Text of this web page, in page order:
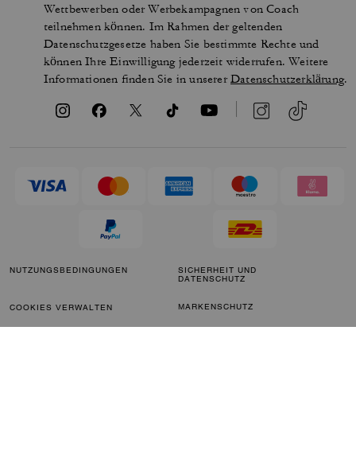
Wettbewerben oder Werbekampagnen von Coach
teilnehmen können. Im Rahmen der geltenden
Datenschutzgesetze haben Sie bestimmte Rechte und
können Ihre Einwilligung jederzeit widerrufen. Weitere
Informationen finden Sie in unsererDatenschutzerklärung.
NUTZUNGSBEDINGUNGEN
SICHERHEIT UND
DATENSCHUTZ
COOKIES VERWALTEN MARKENSCHUTZ